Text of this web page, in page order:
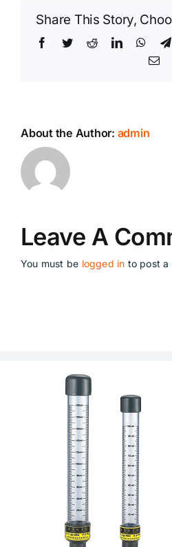
Share This Story,
Facebook
TwitterRedditLinkedIn
About the Author: admin
Leave A
You must be logged in to post a